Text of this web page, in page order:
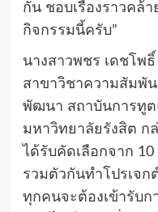
กัน ชอบเรื่องราวคล้
กิจกรรมนี้ครับ”
นางสาวพชร เดชโพ
สาขาวิชาความสัมพัน
พัฒนา สถาบันการทูต
มหาวิทยาลัยรังสิต ก
ได้รับคัดเลือกจาก
รวมตัวกันทำโปรเจก
ทุกคนจะต้องเข้ารับ